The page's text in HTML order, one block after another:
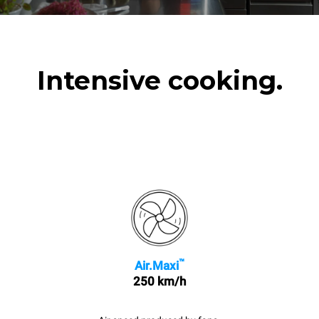
Intensive cooking.
Air.Maxi™
250 km/h